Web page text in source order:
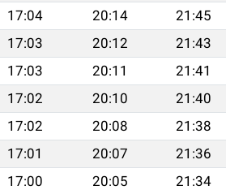
17:04 20:14
21:45
17:03 20:12
21:43
17:03 20:11
21:41
17:02 20:10
21:40
17:02 20:08
21:38
17:01 20:07
21:36
17:00 20:05
21:34